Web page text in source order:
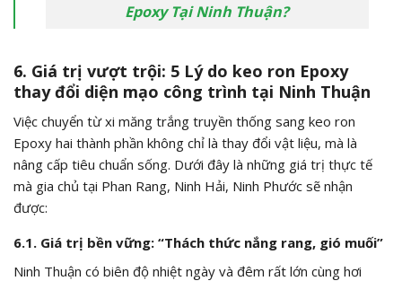
Epoxy Tại Ninh Thuận?
6. Giá trị vượt trội: 5 Lý do keo ron Epoxy
thay đổi diện mạo công trình tại Ninh Thuận
Việc chuyển từ xi măng trắng truyền thống sang keo ron
Epoxy hai thành phần không chỉ là thay đổi vật liệu, mà là
nâng cấp tiêu chuẩn sống. Dưới đây là những giá trị thực tế
mà gia chủ tại Phan Rang, Ninh Hải, Ninh Phước sẽ nhận
được:
6.1. Giá trị bền vững: “Thách thức nắng rang, gió muối”
Ninh Thuận có biên độ nhiệt ngày và đêm rất lớn cùng hơi